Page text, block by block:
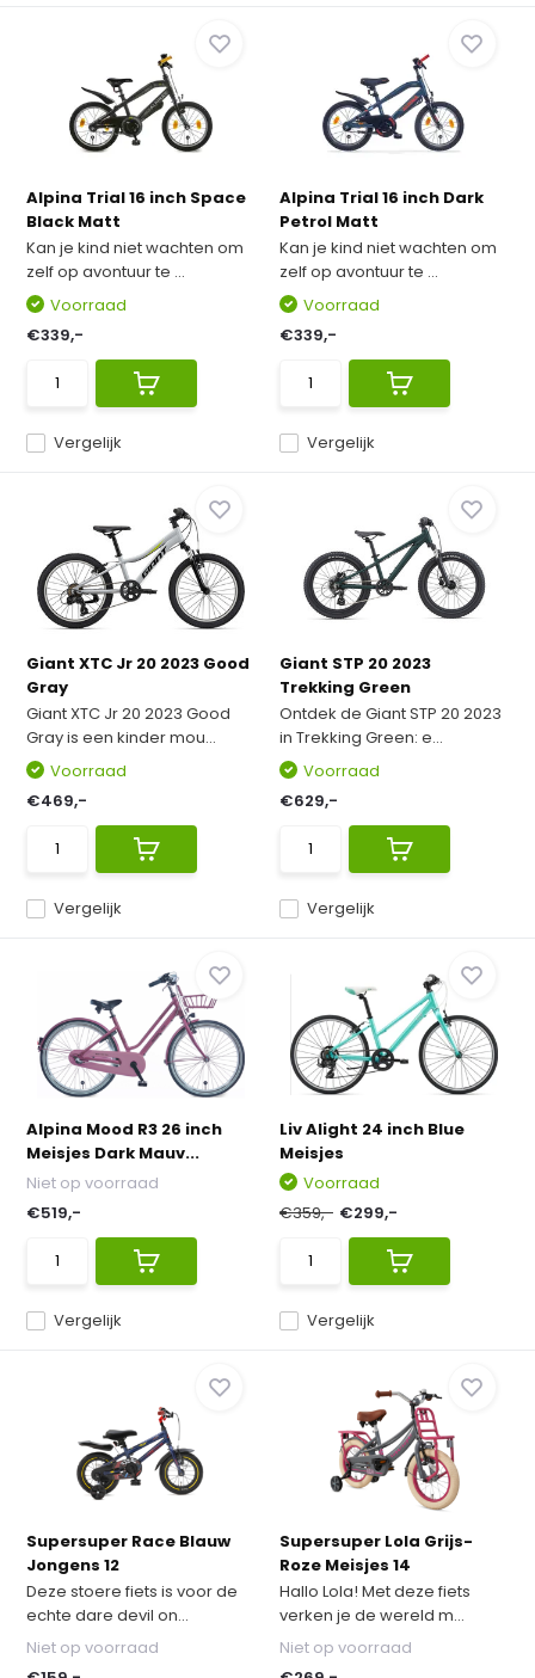
Alpina Trial 16 inch Space
Black Matt
Kan je kind niet wachten om
zelf op avontuur te ...
Vergelijk
Voorraad
€339,-
Alpina Trial 16 inch Dark
Petrol Matt
Kan je kind niet wachten om
zelf op avontuur te ...
Vergelijk
Voorraad
€339,-
Giant XTC Jr 20 2023 Good
Gray
Giant XTC Jr 20 2023 Good
Gray is een kinder mou...
Vergelijk
Voorraad
€469,-
Giant STP 20 2023
Trekking Green
Ontdek de Giant STP 20 2023
in Trekking Green: e...
Vergelijk
Voorraad
€629,-
Alpina Mood R3 26 inch
Meisjes Dark Mauv...
Vergelijk
Niet op voorraad
€519,-
Liv Alight 24 inch Blue
Meisjes
Vergelijk
Voorraad
€359,- €299,-
Supersuper Race Blauw
Jongens 12
Deze stoere fiets is voor de
echte dare devil on...
Niet op voorraad
Supersuper Lola Grijs-
Roze Meisjes 14
Hallo Lola! Met deze fiets
verken je de wereld m...
Niet op voorraad